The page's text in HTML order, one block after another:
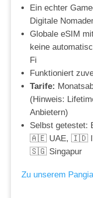
Ein echter
Digitale
Globale eSIM
keine
Fi
Funktioniert
Tarife:
(Hinweis:
Anbietern)
Selbst getestet:
🇦🇪 UAE, 🇮🇩
🇸🇬 Singapur
Zu unserem